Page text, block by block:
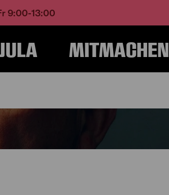
9:00-13:00
MITMACHEN